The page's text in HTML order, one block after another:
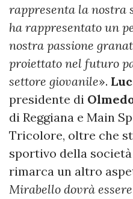
rappresenta la nostra
ha rappresentato un
nostra passione
proiettato nel futuro
settore giovanile».
presidente di
di Reggiana e Main
Tricolore, oltre che
sportivo della
rimarca un altro
Mirabello dovrà